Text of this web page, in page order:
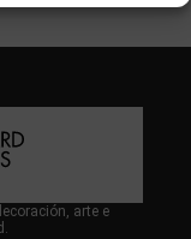
arte e